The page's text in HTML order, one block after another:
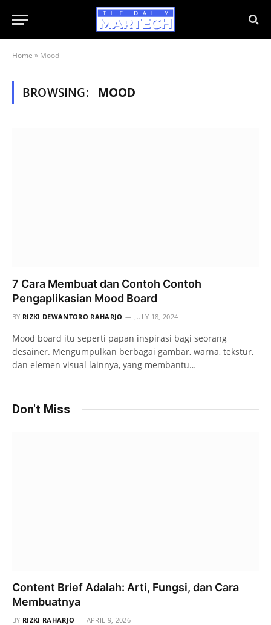
Home » Mood
BROWSING: MOOD
7 Cara Membuat dan Contoh Contoh
Pengaplikasian Mood Board
BY RIZKI DEWANTORO RAHARJO JULY 18, 2024
Mood board itu seperti papan inspirasi bagi seorang
desainer. Mengumpulkan berbagai gambar, warna, tekstur,
dan elemen visual lainnya, yang membantu…
Don't Miss
Content Brief Adalah: Arti, Fungsi, dan Cara
Membuatnya
BY RIZKI RAHARJO APRIL 9, 2026